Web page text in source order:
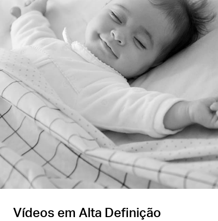
Vídeos em Alta Definição